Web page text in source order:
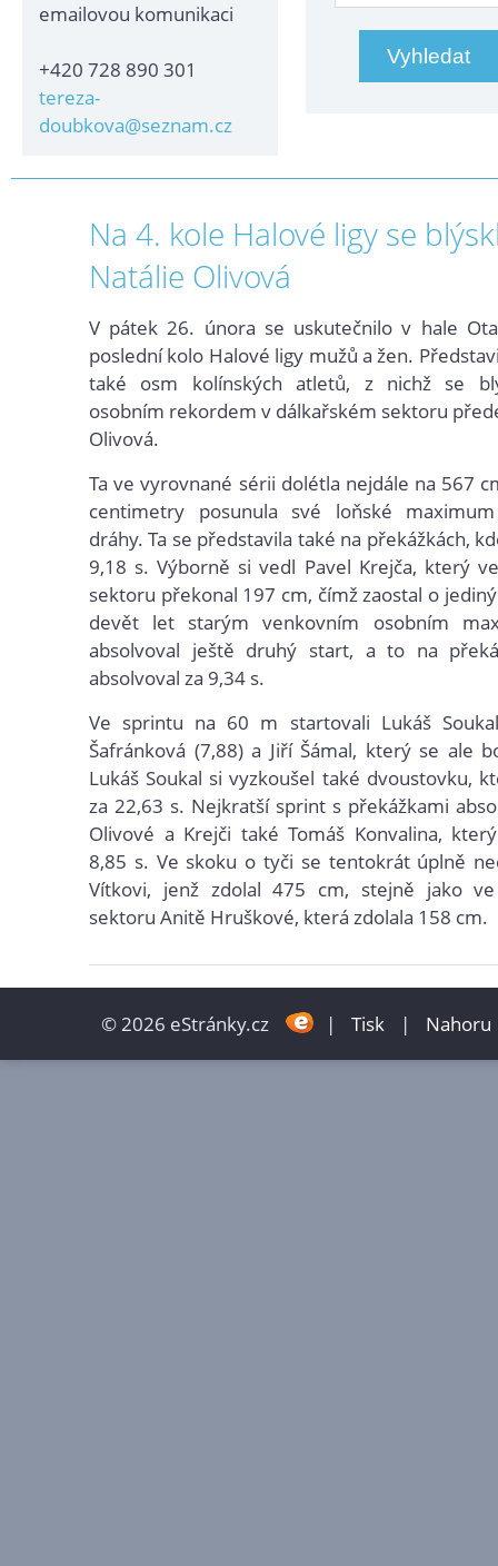
emailovou komunikaci
+420 728 890 301
tereza-
doubkova@seznam.cz
Na 4. kole Halové ligy se
Natálie Olivová
V pátek 26. února se uskutečnilo v hale
poslední kolo Halové ligy mužů a žen.
také osm kolínských atletů, z nichž se
osobním rekordem v dálkařském sektoru
Olivová.
Ta ve vyrovnané sérii dolétla nejdále na 567
centimetry posunula své loňské
dráhy. Ta se představila také na překážkách,
9,18 s. Výborně si vedl Pavel Krejča, který
sektoru překonal 197 cm, čímž zaostal o
devět let starým venkovním osobním
absolvoval ještě druhý start, a to na
absolvoval za 9,34 s.
Ve sprintu na 60 m startovali Lukáš
Šafránková (7,88) a Jiří Šámal, který se ale
Lukáš Soukal si vyzkoušel také dvoustovku,
za 22,63 s. Nejkratší sprint s překážkami
Olivové a Krejči také Tomáš Konvalina,
8,85 s. Ve skoku o tyči se tentokrát úplně
Vítkovi, jenž zdolal 475 cm, stejně jako ve
sektoru Anitě Hruškové, která zdolala 158 cm.
© 2026 eStránky.cz | Tisk | Nahoru